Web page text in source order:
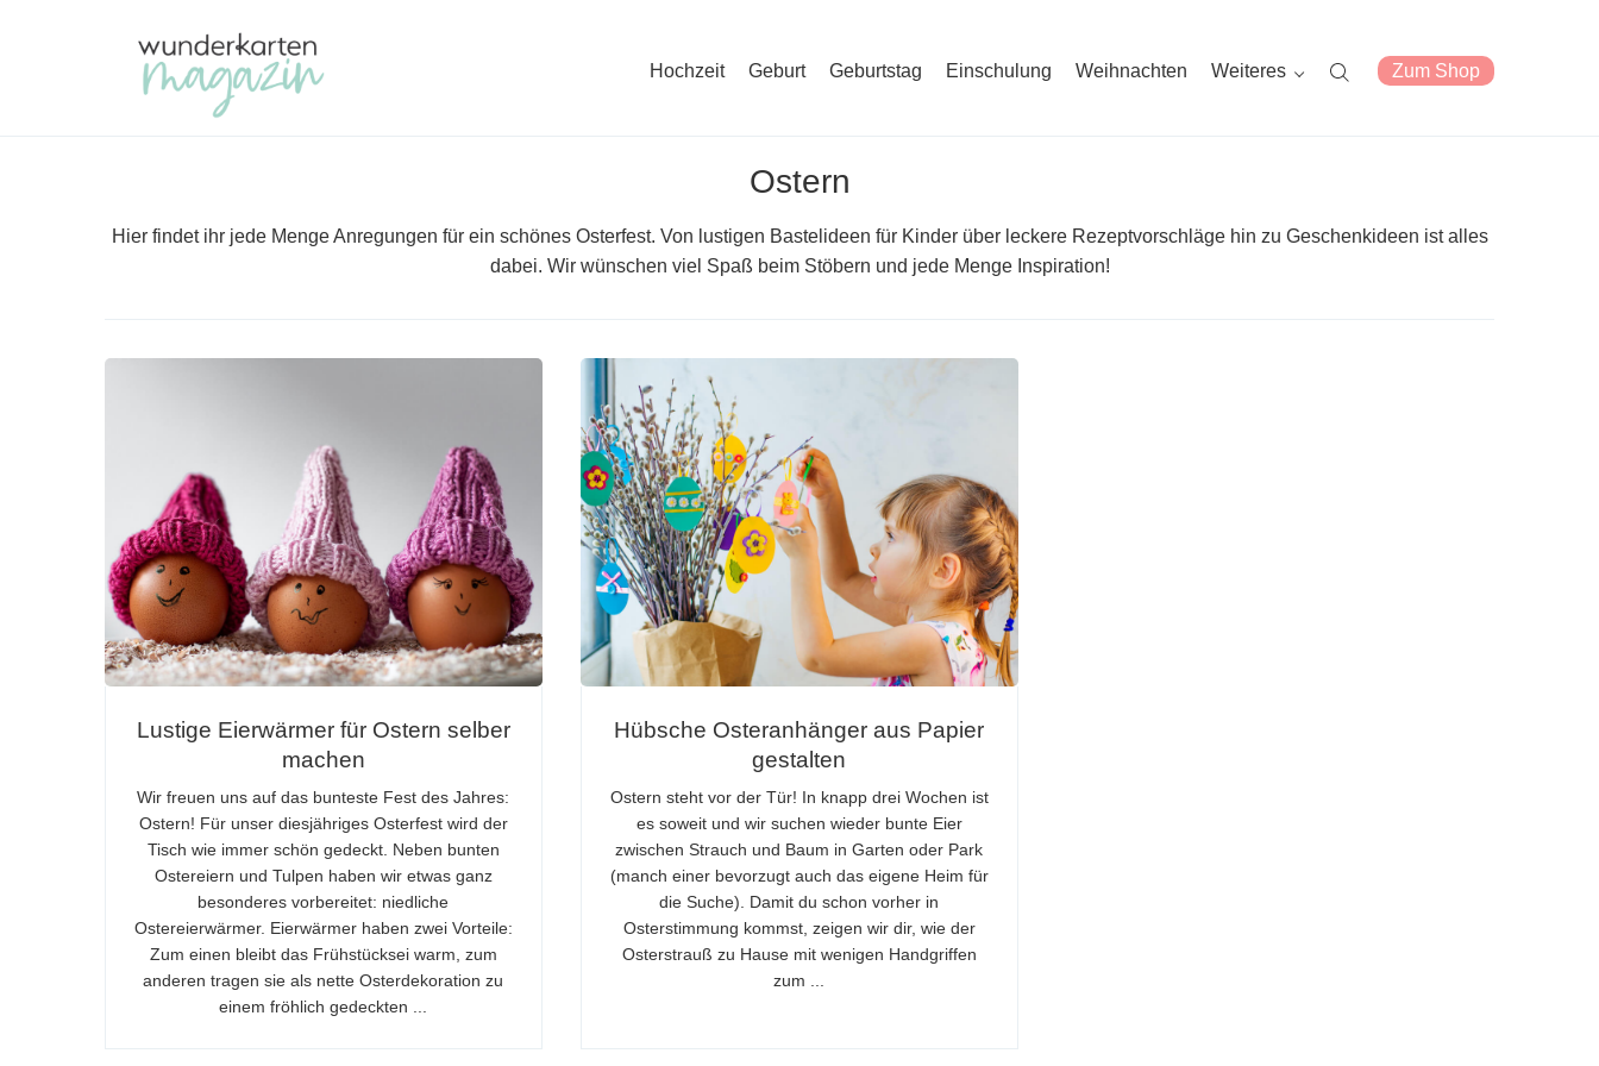
Primary
Hochzeit Geburt Geburtstag Einschulung Weihnachten Weiteres Zum Shop
Ostern
Hier findet ihr jede Menge Anregungen für ein schönes Osterfest. Von lustigen Bastelideen für Kinder über leckere Rezeptvorschläge hin zu Geschenkideen ist alles
dabei. Wir wünschen viel Spaß beim Stöbern und jede Menge Inspiration!
Lustige Eierwärmer für Ostern selber
machen
Wir freuen uns auf das bunteste Fest des Jahres:
Ostern! Für unser diesjähriges Osterfest wird der
Tisch wie immer schön gedeckt. Neben bunten
Ostereiern und Tulpen haben wir etwas ganz
besonderes vorbereitet: niedliche
Ostereierwärmer. Eierwärmer haben zwei Vorteile:
Zum einen bleibt das Frühstücksei warm, zum
anderen tragen sie als nette Osterdekoration zu
einem fröhlich gedeckten ...
Hübsche Osteranhänger aus Papier
gestalten
Ostern steht vor der Tür! In knapp drei Wochen ist
es soweit und wir suchen wieder bunte Eier
zwischen Strauch und Baum in Garten oder Park
(manch einer bevorzugt auch das eigene Heim für
die Suche). Damit du schon vorher in
Osterstimmung kommst, zeigen wir dir, wie der
Osterstrauß zu Hause mit wenigen Handgriffen
zum ...